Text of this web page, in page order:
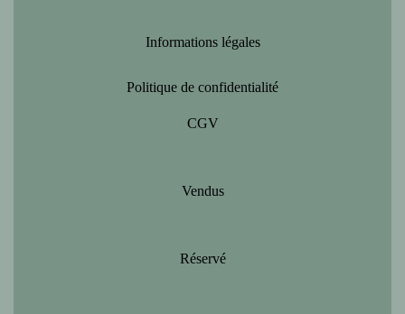
Informations légales
Politique de confidentialité
CGV
Vendus
Réservé